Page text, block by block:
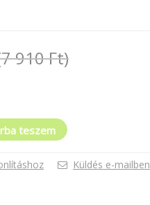
910 Ft)
teszem
Küldés e-mailben